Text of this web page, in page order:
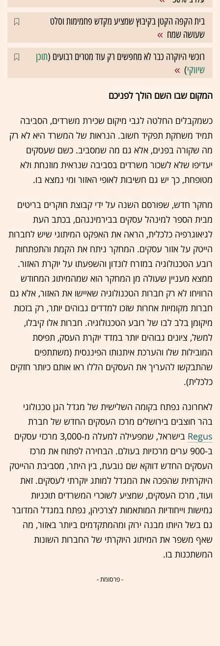
בית הקפה הקטן בקיבוץ שמציע מקדש פחמימות וסלט
שעושה שמח
רוכשי היוקרה כבר לא מחפשים רק עוד מטרים רבועים (תוכן
שיווקי)
המקום שבו השם הולך לפניכם
כשמקבלים החלטה לגבי מיקום שכירת משרדים, הסביבה
תמיד משחקת תפקיד חשוב. הנראות של המשרד היא לא רק
מה שקורה בפנים, אלא גם מה שמסביב. כשם שעסקים
יעדיפו שלא לשכור משרדים בסביבה שנראית מוזנחת ולא
מטופחת, כך יש גם חשיבות לאופי האזור ומי נמצא בו.
מחקר חדש, שפורסם השנה על ידי קבוצת חוקרים בריטים
מבית הספר למינהל עסקים בבירמינגהם, בכתב העת
לגיאוגרפיה כלכלית, הראה את האפקט המיתוגי שיש לחברות
הייטק על אזור עסקים. המחקר ניתח את הקמת והתפתחות
רובע הטכנולוגיה במזרח לונדון והשפעתו על יוקרת האזור.
ממצא מעניין שעולה מן המחקר הוא שמהמיתוג המחודש
הרוויחו לא רק חברות הטכנולוגיה שאיישו את האזור, אלא גם
חברות מקומיות אחרות שזכו למדדים גבוהים יותר, רק בזכות
מיקומן בלב לבו של רובע הטכנולוגיה. חברות אלו קיבלו,
למשל, ציונים גבוהים יותר במדד יוקרת העסק, תפיסת
המובילות שלו והערכת איתנותו הפיננסית (משתתפים
שהתבקשו להעריך את העסקים הללו ראו אותם כיותר חזקים
כלכלית).
לאחרונה נפתח בקומה השלישית של מגדל הגן טכנולוגי
בהר חוצבים בירושלים מרכז העסקים החדש של חברת
Regus
בישראל, שמפעילה למעלה מ-3,000 מרכזי עסקים
ב-900 ערים מרכזיות בעולם. הבחירה לפתוח את מרכז
העסקים החדש דווקא שם נובעת, בין היתר, מסביבת ההייטק
היוקרתית שהפכה את המגדל למותג יוקרתי לעסקים. זאת
ועוד, מרכז העסקים, שמציע לשוכרי המשרדים תוכניות
גמישות וייחודיות המותאמות לצרכיהן, נפתח במגדל המדובר
גם בשל היותו מבנה ירוק ומהמתקדמים ביותר באזור, מה
שאף משפר את המיתוג היוקרתי של החברות השונות
המשתכנות בו.
- פרסומת -